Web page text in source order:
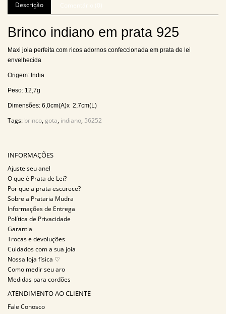
Descrição
Brinco indiano em prata 925
Maxi joia perfeita com ricos adornos confeccionada em prata de lei
envelhecida
Origem: India
Peso: 12,7g
Dimensões: 6,0cm(A)x 2,7cm(L)
Tags: brinco, gota, indiano, 56252
INFORMAÇÕES
Ajuste seu anel
O que é Prata de Lei?
Por que a prata escurece?
Sobre a Prataria Mudra
Informações de Entrega
Política de Privacidade
Garantia
Trocas e devoluções
Cuidados com a sua joia
Nossa loja física ♡
Como medir seu aro
Medidas para cordões
ATENDIMENTO AO CLIENTE
Fale Conosco